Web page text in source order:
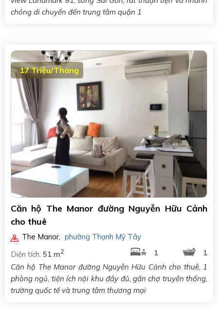
chóng di chuyển đến trung tâm quận 1
17 Triệu/Tháng
Căn hộ The Manor đường Nguyễn Hữu Cảnh
cho thuê
The Manor, phường Thạnh Mỹ Tây
Diện tích: 51 m2 1
1
Căn hộ The Manor đường Nguyễn Hữu Cảnh cho thuê, 1
phòng ngủ, tiện ích nội khu đầy đủ, gần chợ truyền thống,
trường quốc tế và trung tâm thương mại